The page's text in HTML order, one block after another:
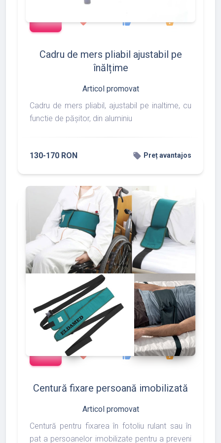
favorite thumb_up shopping_basket
Cadru de mers pliabil ajustabil pe
înălțime
Articol promovat
Cadru de mers pliabil, ajustabil pe inaltime, cu
functie de pășitor, din aluminiu
130-170 RON local_offer Preț avantajos
favorite thumb_up
175
shopping_basket
Centură fixare persoană imobilizată
Articol promovat
Centură pentru fixarea în fotoliu rulant sau în
pat a persoanelor imobilizate pentru a preveni